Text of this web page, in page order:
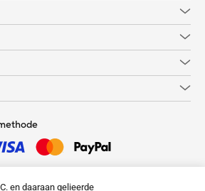
en daaraan gelieerde